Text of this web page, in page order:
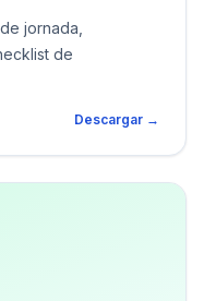
jornada,
de
Descargar →